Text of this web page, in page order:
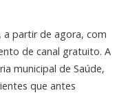
a partir de agora, com
de canal gratuito. A
municipal de Saúde,
que antes